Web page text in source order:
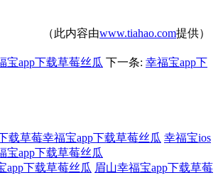
（此内容由www.tiahao.com提供）
宝app下载草莓丝瓜 下一条: 幸福宝app下
幸福宝ios
宝app下载草莓丝瓜
眉山幸福宝app下载草莓